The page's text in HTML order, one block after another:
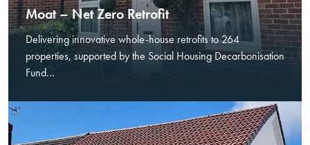
Moat – Net Zero Retrofit
Delivering innovative whole-house retrofits to 264
properties, supported by the Social Housing Decarbonisation
Fund...